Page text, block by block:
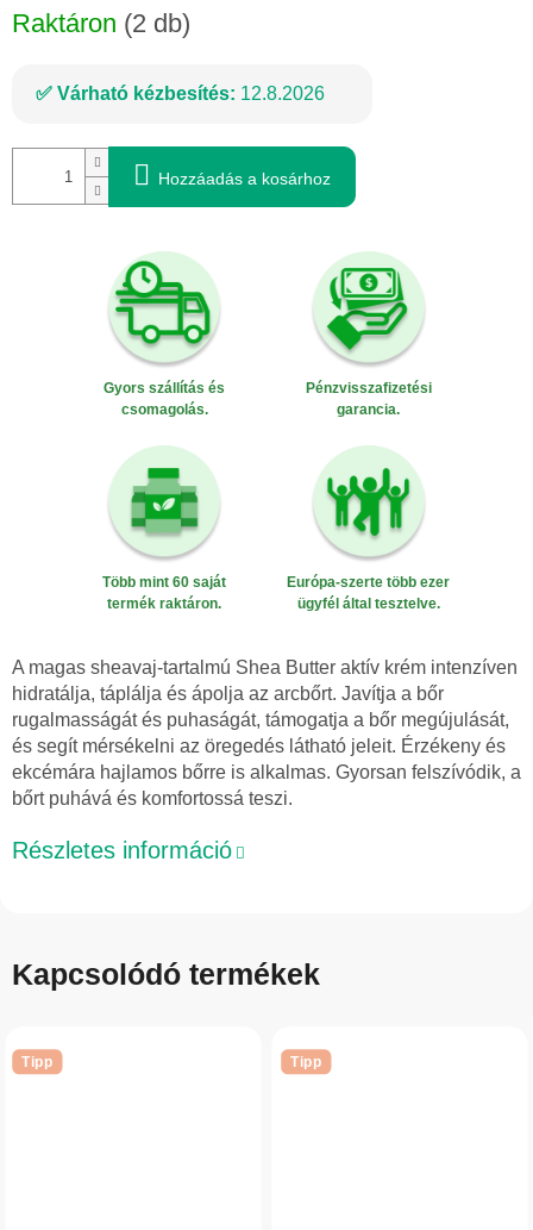
Raktáron (2 db)
Várható kézbesítés: 12.8.2026
Hozzáadás a kosárhoz
Gyors szállítás és
csomagolás.
Pénzvisszafizetési
garancia.
Több mint 60 saját
termék raktáron.
Európa-szerte több ezer
ügyfél által tesztelve.
A magas sheavaj-tartalmú Shea Butter aktív krém intenzíven
hidratálja, táplálja és ápolja az arcbőrt. Javítja a bőr
rugalmasságát és puhaságát, támogatja a bőr megújulását,
és segít mérsékelni az öregedés látható jeleit. Érzékeny és
ekcémára hajlamos bőrre is alkalmas. Gyorsan felszívódik, a
bőrt puhává és komfortossá teszi.
Részletes információ
Kapcsolódó termékek
Tipp Tipp